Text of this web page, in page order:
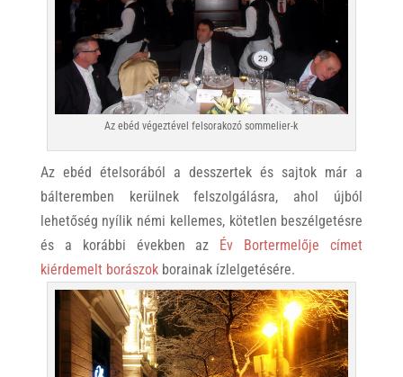
Az ebéd végeztével felsorakozó sommelier-k
Az ebéd ételsorából a desszertek és sajtok már a
bálteremben kerülnek felszolgálásra, ahol újból
lehetőség nyílik némi kellemes, kötetlen beszélgetésre
és a korábbi években az Év Bortermelője címet
kiérdemelt borászokborainak ízlelgetésére.